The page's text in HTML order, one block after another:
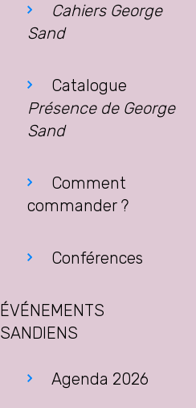
Cahiers George
Sand
Catalogue
Présence de George
Sand
Comment
commander ?
Conférences
ÉVÉNEMENTS
SANDIENS
Agenda 2026